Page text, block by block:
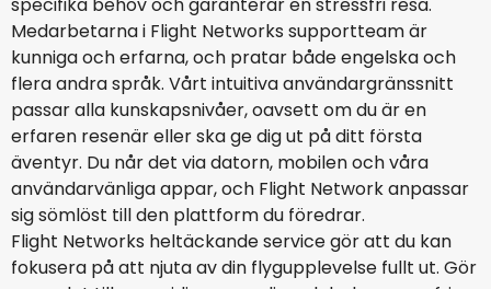
Medarbetarna i Flight Networks supportteam är
kunniga och erfarna, och pratar både engelska och
flera andra språk. Vårt intuitiva användargränssnitt
passar alla kunskapsnivåer, oavsett om du är en
erfaren resenär eller ska ge dig ut på ditt första
äventyr. Du når det via datorn, mobilen och våra
användarvänliga appar, och Flight Network anpassar
sig sömlöst till den plattform du föredrar.
Flight Networks heltäckande service gör att du kan
fokusera på att njuta av din flygupplevelse fullt ut. Gör